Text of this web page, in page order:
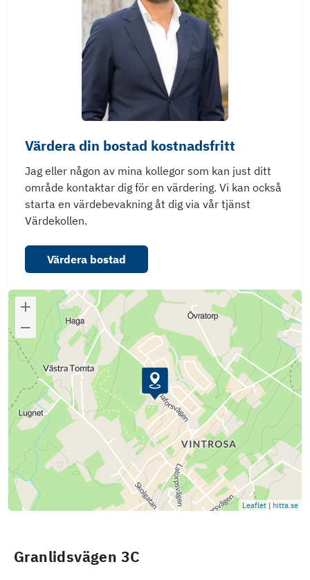
Värdera din bostad kostnadsfritt
Jag eller någon av mina kollegor som kan just ditt
område kontaktar dig för en värdering. Vi kan också
starta en värdebevakning åt dig via vår tjänst
Värdekollen.
Värdera bostad
Leaflet | hitta.se
Granlidsvägen 3C